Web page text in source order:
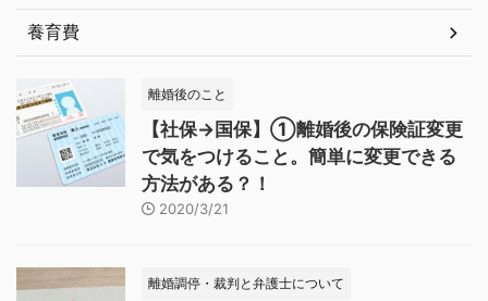
養育費
離婚後のこと
【社保→国保】①離婚後の保険証変更
で気をつけること。簡単に変更できる
方法がある？！
2020/3/21
離婚調停・裁判と弁護士について